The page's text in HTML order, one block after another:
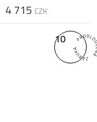
4 715 CZK
10